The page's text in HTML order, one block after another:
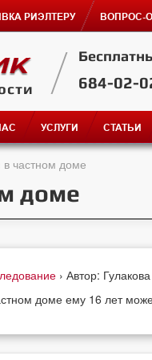
РИЭЛТЕРУ ВОПРОС-
684-02-
УСЛУГИ СТАТЬИ
частном доме
доме
› Автор:
доме ему 16 лет